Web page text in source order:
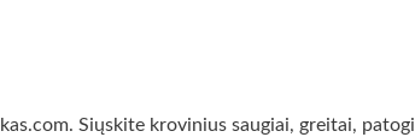
Siųskite krovinius saugiai, greitai,